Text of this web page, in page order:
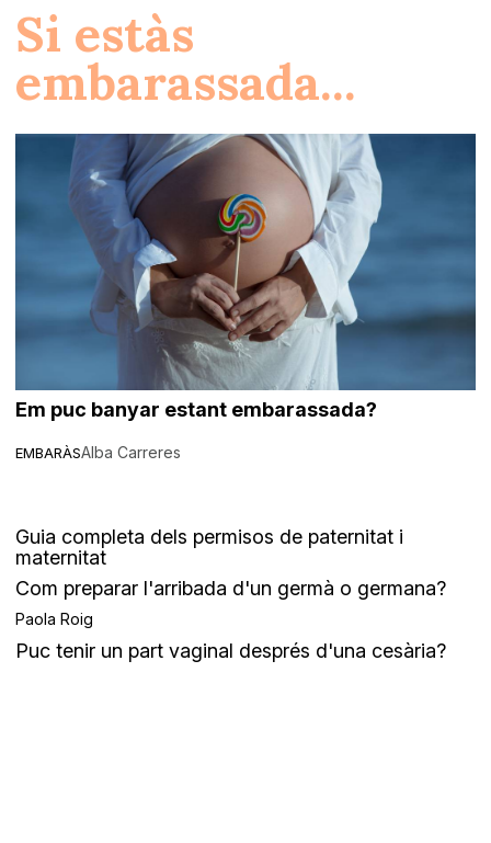
Si estàs
embarassada...
EMBARÀS
Em puc banyar estant embarassada?
Alba Carreres
Guia completa dels permisos de paternitat i
maternitat
Com preparar l'arribada d'un germà o germana?
Paola Roig
Puc tenir un part vaginal després d'una cesària?